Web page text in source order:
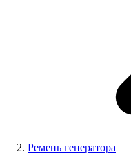
Ремень генератора